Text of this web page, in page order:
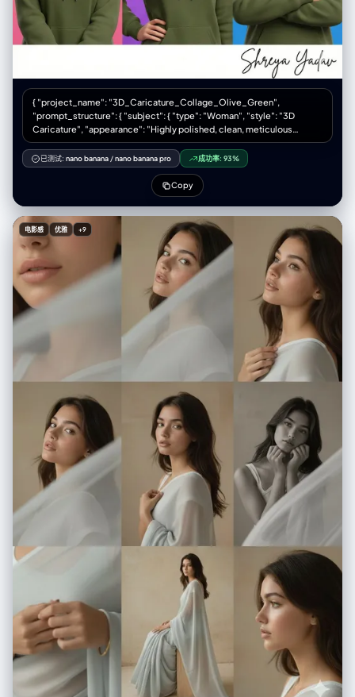
{ "project_name": "3D_Caricature_Collage_Olive_Green",
"prompt_structure": { "subject": { "type": "Woman", "style": "3D
Caricature", "appearance": "Highly polished, clean, meticulous
detail", "clothing": "Deep olive green hoodie (rich, muted earth tone)"
}, "composition": { "type": "Collage", "layout": "Six-panel grid (3
columns x 2 rows)", "framing": "Close-up portraits" }, "variations": {
"facial_features": "Artistic exaggerations, widened eyes, arched
eyebrows, broad smiles" }, "environment": { "background": "Bold,
vibrant colors distinct for each panel", "lighting": "Soft ambient
lighting, sculpting subtle textures, crisp definition" }, "text_elements":
{ "content": "Shreya Yadav", "type": "Signature", "style": "Elegant,
legible" } }, "technical_params": { "aspect_ratio": "3:4", "quality":
"High definition, 8k, cinematic lighting", "render_engine": "Octane
render / Unreal Engine style" }, "full_prompt_text": "A six-panel
collage (3 columns, 2 rows) featuring a highly polished 3D caricature
of a woman wearing a deep olive green hoodie. The character
maintains a consistent identity across all panels but displays six
distinct emotions: happy, surprised, serious, cute, sassy, and
confident. Facial features are artistically exaggerated with widened
eyes and expressive mouths. Soft ambient lighting highlights skin
texture and fabric folds. Backgrounds are bold and vibrant, contrasting
with the muted olive hoodie. High-end digital art style, crisp definition.
Signature text 'Shreya Yadav' included." }
已测试: nano banana /nano banana pro 成功率: 93%
Copy
电影感 优雅 +9